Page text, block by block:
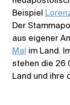
Beispiel
Der
aus eigener
Mal im Land.
stehen die 26
Land und ihre